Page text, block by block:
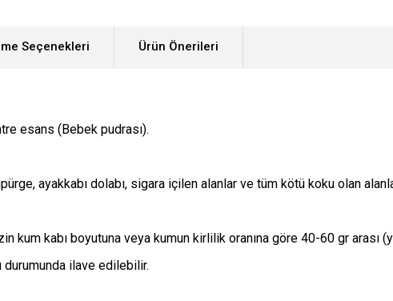
Seçenekleri Ürün Önerileri
esans (Bebek pudrası).
ayakkabı dolabı, sigara içilen alanlar ve tüm kötü koku olan
kum kabı boyutuna veya kumun kirlilik oranına göre 40-60 gr arası
durumunda ilave edilebilir.